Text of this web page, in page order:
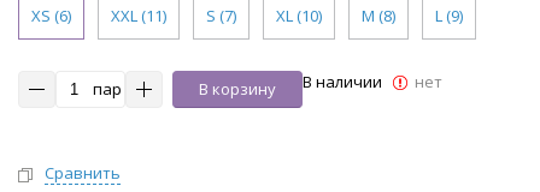
XS (6)
XXL (11) S (7) XL (10) M (8) L (9)
пар В корзину В наличии нет
Сравнить